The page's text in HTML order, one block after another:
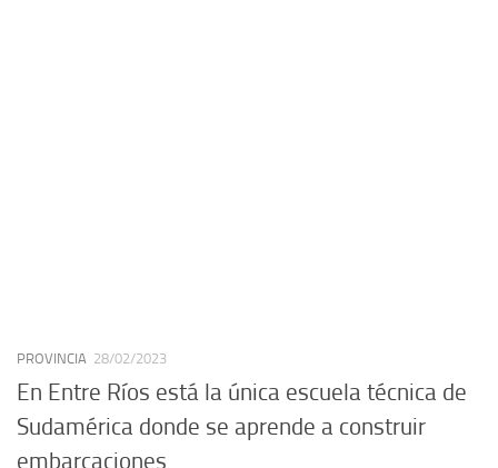
PROVINCIA 28/02/2023
En Entre Ríos está la única escuela técnica de
Sudamérica donde se aprende a construir
embarcaciones